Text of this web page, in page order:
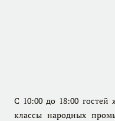
С 10:00 до 18:00 гостей
классы народных